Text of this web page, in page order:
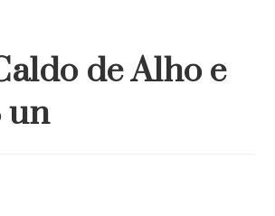
de Alho e
un